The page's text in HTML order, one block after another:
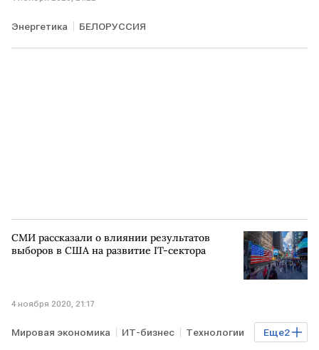
Энергетика БЕЛОРУССИЯ
СМИ рассказали о влиянии результатов
выборов в США на развитие IT-сектора
4 ноября 2020, 21:17
Еще2
Мировая экономика ИТ-бизнес Технологии